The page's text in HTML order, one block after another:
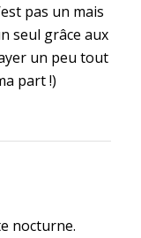
pas un mais
seul grâce aux
un peu tout
part !)
nocturne.